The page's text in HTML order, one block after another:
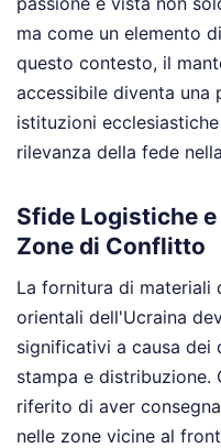
ma come un elemento
questo contesto, il
accessibile diventa
istituzioni
rilevanza della fede
Sfide Logistiche
Zone di Conflitto
La fornitura di materiali
orientali dell'Ucraina
significativi a causa dei
stampa e distribuzione.
riferito di aver
nelle zone vicine al